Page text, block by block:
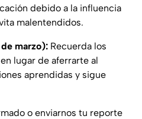
debido a la influencia
malentendidos.
marzo): Recuerda los
lugar de aferrarte al
aprendidas y sigue
o enviarnos tu reporte